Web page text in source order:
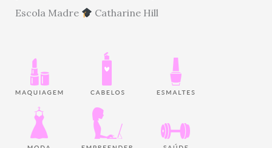
Escola Madre
Catharine Hill